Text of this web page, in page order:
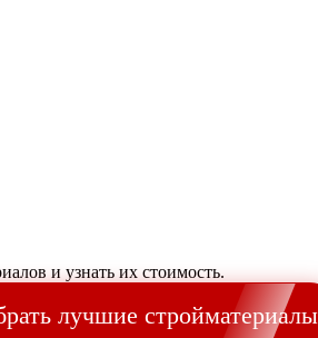
и узнать их стоимость.
лучшие стройматериалы